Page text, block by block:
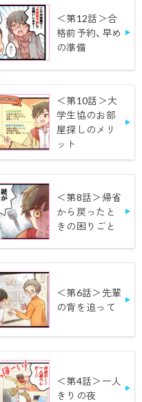
＜第12話＞合
格前予約、早め
の準備
＜第10話＞大
学生協のお部
屋探しのメリ
ット
＜第8話＞帰省
から戻ったと
きの困りごと
＜第6話＞先輩
の背を追って
＜第4話＞一人
きりの夜